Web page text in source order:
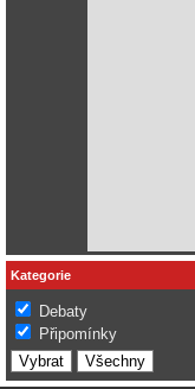
Kategorie
Debaty
Připomínky